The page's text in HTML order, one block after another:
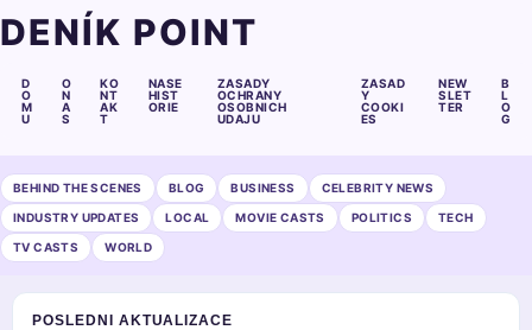
DENÍK POINT
D
O
M
U
O
N
A
S
KO
NT
AK
T
NASE
HIST
ORIE
ZASADY
OCHRANY
OSOBNICH
UDAJU
ZASAD
Y
COOKI
ES
NEW
SLET
TER
B
L
O
G
BEHIND THE SCENES BLOG BUSINESS CELEBRITY NEWS
INDUSTRY UPDATES LOCAL MOVIE CASTS POLITICS TECH
TV CASTS WORLD
POSLEDNI AKTUALIZACE